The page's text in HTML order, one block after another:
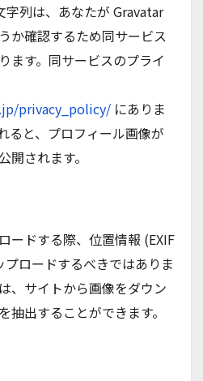
字列は、あなたが Gravatar
か確認するため同サービス
ます。同サービスのプライ
privacy_policy/ にありま
ると、プロフィール画像が
開されます。
ードする際、位置情報 (EXIF
ロードするべきではありま
、サイトから画像をダウン
抽出することができます。